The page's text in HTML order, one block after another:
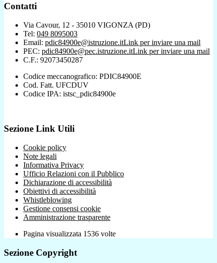
Contatti
Via Cavour, 12 - 35010 VIGONZA (PD)
Tel: 049 8095003
Email: pdic84900e@istruzione.itLink per inviare una mail
PEC: pdic84900e@pec.istruzione.itLink per inviare una mail
C.F.: 92073450287
Codice meccanografico: PDIC84900E
Cod. Fatt. UFCDUV
Codice IPA: istsc_pdic84900e
Sezione Link Utili
Cookie policy
Note legali
Informativa Privacy
Ufficio Relazioni con il Pubblico
Dichiarazione di accessibilità
Obiettivi di accessibilità
Whistleblowing
Gestione consensi cookie
Amministrazione trasparente
Pagina visualizzata 1536 volte
Sezione Copyright